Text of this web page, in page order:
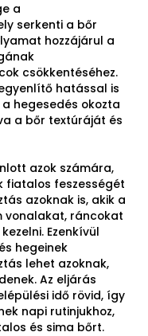
a
serkenti a bőr
hozzájárul a
csökkentéséhez.
hatással is
hegesedés okozta
a bőr textúráját és
azok számára,
fiatalos feszességét
azoknak is, akik a
vonalakat, ráncokat
Ezenkívül
hegeinek
lehet azoknak,
Az eljárás
idő rövid, így
napi rutinjukhoz,
és sima bőrt.